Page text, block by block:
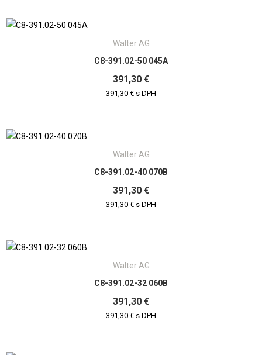
Walter AG
C8-391.02-50 045A
391,30 €
391,30 € s DPH
Walter AG
C8-391.02-40 070B
391,30 €
391,30 € s DPH
Walter AG
C8-391.02-32 060B
391,30 €
391,30 € s DPH